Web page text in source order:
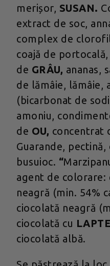
merișor, SUSAN.
extract de soc,
complex de
coajă de
de GRÂU, ananas,
de lămâie, lămâie,
(bicarbonat de
amoniu,
de OU, concentrat
Guarande,
busuioc. “
agent de colorare:
neagră (min. 54%
ciocolată neagră
ciocolată cu LAPTE
ciocolată albă.